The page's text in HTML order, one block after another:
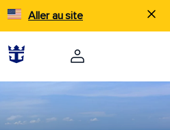
Aller au site